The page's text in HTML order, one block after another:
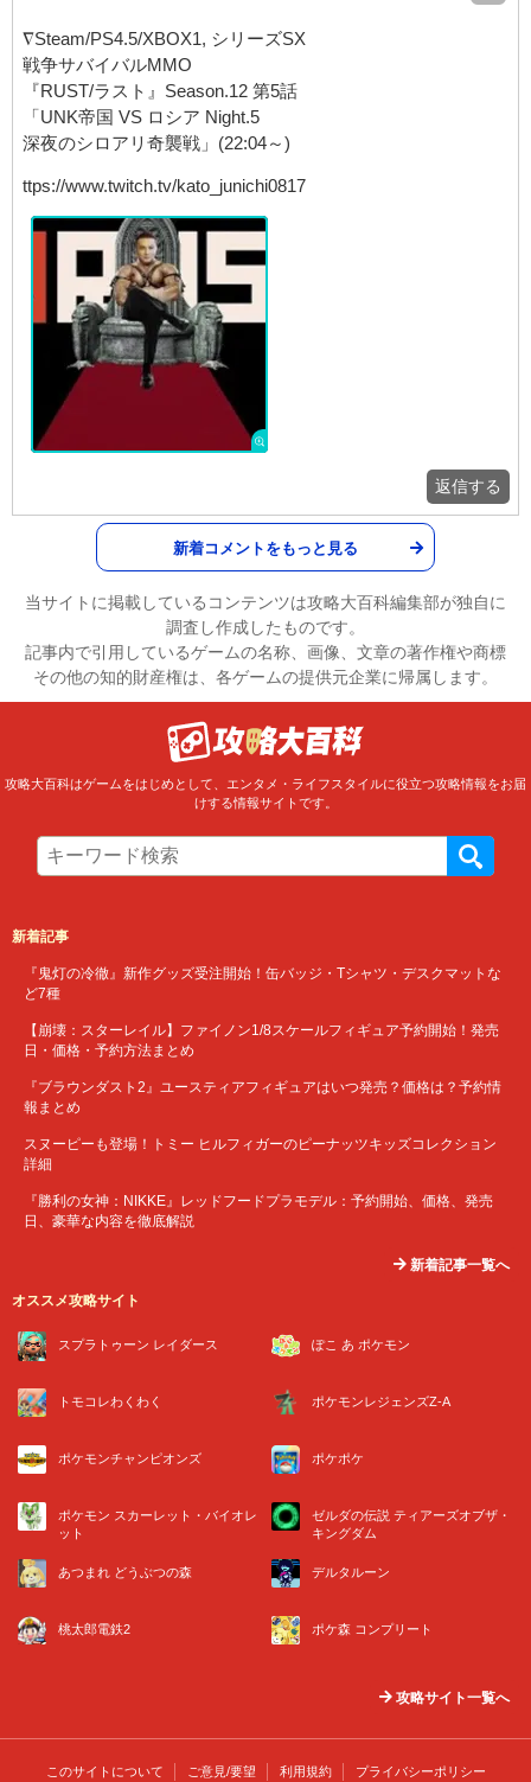
∇Steam/PS4.5/XBOX1, シリーズSX
戦争サバイバルMMO
『RUST/ラスト』Season.12 第5話
「UNK帝国 VS ロシア Night.5
深夜のシロアリ奇襲戦」(22:04～)
ttps://www.twitch.tv/kato_junichi0817
返信する
新着コメントをもっと見る
当サイトに掲載しているコンテンツは攻略大百科編集部が独自に
調査し作成したものです。
記事内で引用しているゲームの名称、画像、文章の著作権や商標
その他の知的財産権は、各ゲームの提供元企業に帰属します。
攻略大百科はゲームをはじめとして、エンタメ・ライフスタイルに役立つ攻略情報をお届
けする情報サイトです。
新着記事
『鬼灯の冷徹』新作グッズ受注開始！缶バッジ・Tシャツ・デスクマットな
ど7種
【崩壊：スターレイル】ファイノン1/8スケールフィギュア予約開始！発売
日・価格・予約方法まとめ
『ブラウンダスト2』ユースティアフィギュアはいつ発売？価格は？予約情
報まとめ
スヌーピーも登場！トミー ヒルフィガーのピーナッツキッズコレクション
詳細
『勝利の女神：NIKKE』レッドフードプラモデル：予約開始、価格、発売
日、豪華な内容を徹底解説
新着記事一覧へ
オススメ攻略サイト
スプラトゥーン レイダース ぽこ あ ポケモン
トモコレわくわく ポケモンレジェンズZ-A
ポケモンチャンピオンズ ポケポケ
ポケモン スカーレット・バイオレ
ット
ゼルダの伝説 ティアーズオブザ・
キングダム
あつまれ どうぶつの森 デルタルーン
桃太郎電鉄2 ポケ森 コンプリート
攻略サイト一覧へ
このサイトについて ご意見/要望 利用規約 プライバシーポリシー